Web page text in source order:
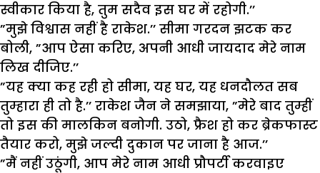
स्वीकार किया है, तुम सदैव इस घर में रहोगी.’’
”मुझे विश्वास नहीं है राकेश.’’ सीमा गरदन झटक कर
बोली, ”आप ऐसा करिए, अपनी आधी जायदाद मेरे नाम
लिख दीजिए.’’
”यह क्या कह रही हो सीमा, यह घर, यह धनदौलत सब
तुम्हारा ही तो है.’’ राकेश जैन ने समझाया, ”मेरे बाद तुम्हीं
तो इस की मालकिन बनोगी. उठो, फ्रैश हो कर ब्रेकफास्ट
तैयार करो, मुझे जल्दी दुकान पर जाना है आज.’’
”मैं नहीं उठूंगी, आप मेरे नाम आधी प्रौपर्टी करवाइए